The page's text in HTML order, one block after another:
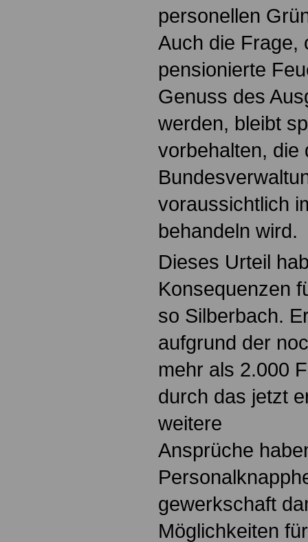
personellen
Auch die Frage,
pensionierte
Genuss des
werden, bleibt
vorbehalten, die
voraussichtlich
behandeln wird.
Dieses Urteil
Konsequenzen
so Silberbach.
aufgrund der
mehr als 2.000
durch das jetzt
weitere
Ansprüche
gewerkschaft
Möglichkeiten